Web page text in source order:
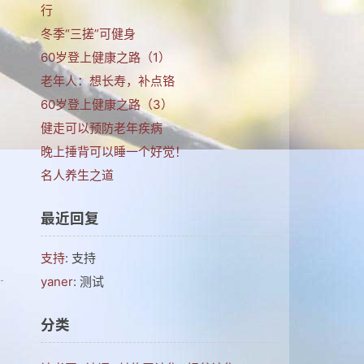
行
冬季“三搓”可健身
60岁登上健康之路（1）
老年人：想长寿，补点铬
60岁登上健康之路（3）
健走可以预防老年疾病
晚上捶背可以睡一个好觉！
名人养生之道
最近回复
支持: 支持
yaner: 测试
分类